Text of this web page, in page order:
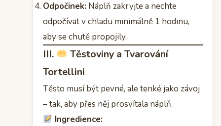
Odpočinek: Náplň zakryjte a nechte
odpočívat v chladu minimálně 1 hodinu,
aby se chutě propojily.
III.
Těstoviny a Tvarování
Tortellini
Těsto musí být pevné, ale tenké jako závoj
– tak, aby přes něj prosvítala náplň.
Ingredience: